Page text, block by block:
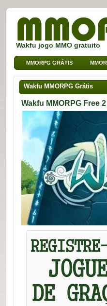
Wakfu jogo MMO gratuito
MMORPG GRÁTIS
MMO DE BROWSER
Wakfu MMORPG Grátis
Wakfu MMORPG Free